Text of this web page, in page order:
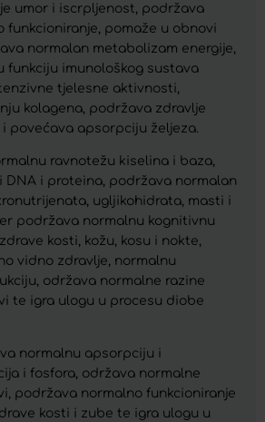
umor i iscrpljenost, podržava
funkcioniranje, pomaže u obnovi
normalan metabolizam energije,
funkciju imunološkog sustava
tjelesne aktivnosti,
kolagena, podržava zdravlje
povećava apsorpciju željeza.
ravnotežu kiselina i baza,
DNA i proteina, podržava normalan
ugljikohidrata, masti i
podržava normalnu kognitivnu
kosti, kožu, kosu i nokte,
vidno zdravlje, normalnu
održava normalne razine
te igra ulogu u procesu diobe
normalnu apsorpciju i
i fosfora, održava normalne
podržava normalno funkcioniranje
kosti i zube te igra ulogu u